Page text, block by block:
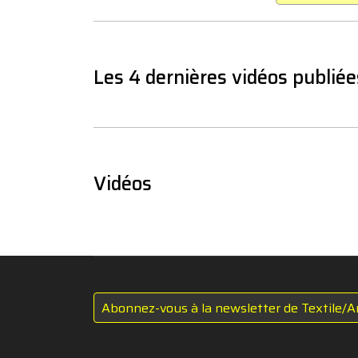
Les 4 dernières vidéos
Vidéos
Abonnez-vous à la newsletter de Textile/